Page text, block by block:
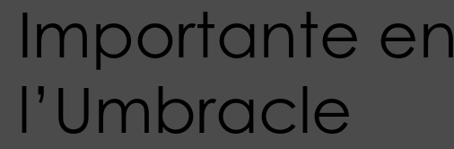
Importante en
l’Umbracle